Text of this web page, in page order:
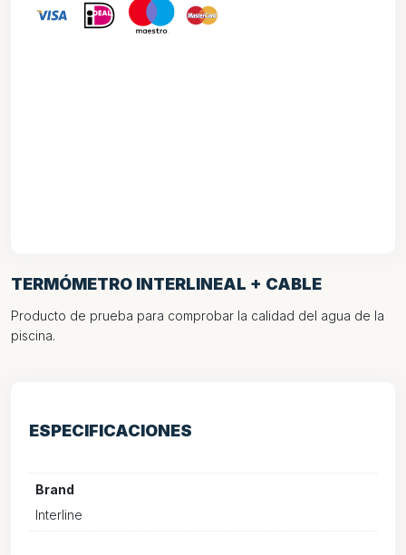
TERMÓMETRO INTERLINEAL + CABLE
Producto de prueba para comprobar la calidad del agua de la
piscina.
ESPECIFICACIONES
Brand
Interline